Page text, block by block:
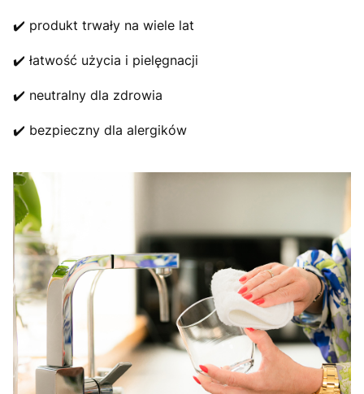
✔️ produkt trwały na wiele lat
✔️ łatwość użycia i pielęgnacji
✔️ neutralny dla zdrowia
✔️ bezpieczny dla alergików